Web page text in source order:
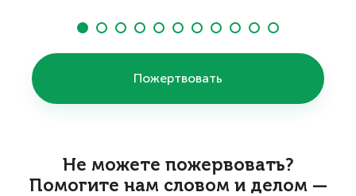
Пожертвовать
Не можете пожервовать?
Помогите нам словом и делом —